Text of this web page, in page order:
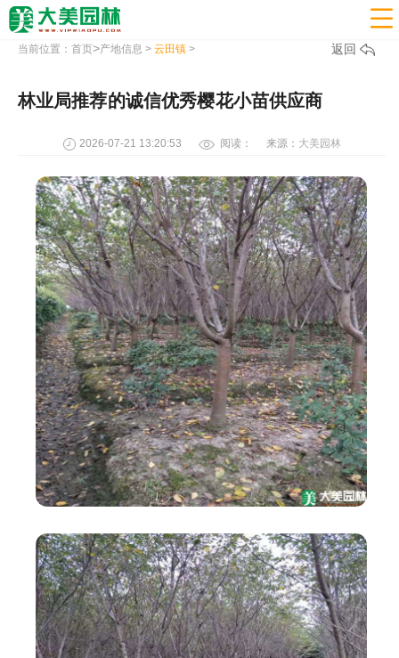

当前位置： 首页>产地信息 > 云田镇> 返回
林业局推荐的诚信优秀樱花小苗供应商
2026-07-21 13:20:53 阅读： 来源： 大美园林